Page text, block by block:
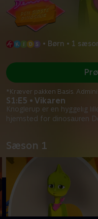
• Børn • 1
S1:E5 • Vikaren
Knoglerup er en hyggelig
hjemsted for dinosauren
*Kræver pakken Basis.
Sæson 1